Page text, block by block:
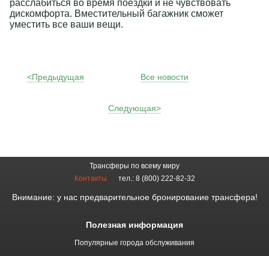
расслабиться во время поездки и не чувствовать
дискомфорта. Вместительный багажник сможет
уместить все ваши вещи.
<Предыдущая Все новости
Следующая>
Трансферы по всему миру
Полезная информация
Популярные города обслуживания
Контакты тел.: 8 (800) 222-82-32
Внимание: у нас предварительное бронирование трансфера!